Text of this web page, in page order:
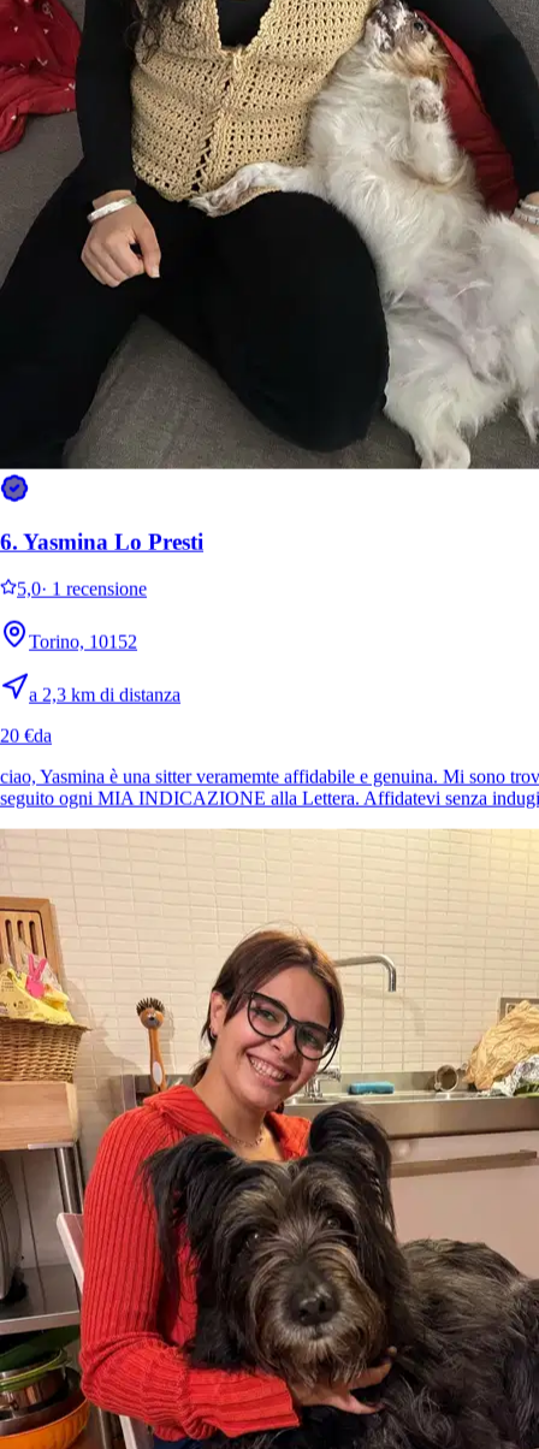
Sitter
a 1,3 km di distanza
6. Yasmina Lo Presti
5,0· 1 recensione
Torino, 10152
a 2,3 km di distanza
20 €da
ciao, Yasmina è una sitter veramemte affidabile e genuina. Mi sono
seguito ogni MIA INDICAZIONE alla Lettera. Affidatevi senza